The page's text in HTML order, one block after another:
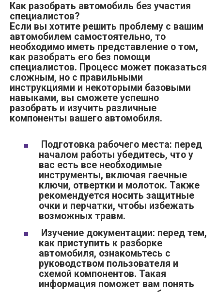
Как разобрать автомобиль без участия
специалистов?
Если вы хотите решить проблему с вашим
автомобилем самостоятельно, то
необходимо иметь представление о том,
как разобрать его без помощи
специалистов. Процесс может показаться
сложным, но с правильными
инструкциями и некоторыми базовыми
навыками, вы сможете успешно
разобрать и изучить различные
компоненты вашего автомобиля.
Подготовка рабочего места: перед
началом работы убедитесь, что у
вас есть все необходимые
инструменты, включая гаечные
ключи, отвертки и молоток. Также
рекомендуется носить защитные
очки и перчатки, чтобы избежать
возможных травм.
Изучение документации: перед тем,
как приступить к разборке
автомобиля, ознакомьтесь с
руководством пользователя и
схемой компонентов. Такая
информация поможет вам понять